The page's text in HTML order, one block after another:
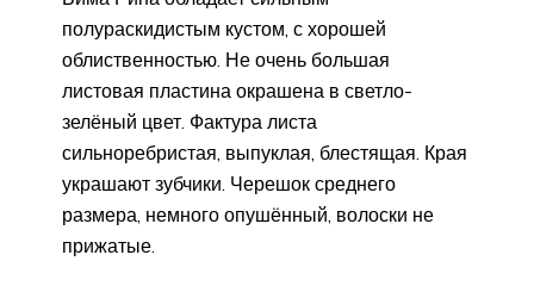
полураскидистым кустом, с хорошей
облиственностью. Не очень большая
листовая пластина окрашена в светло-
зелёный цвет. Фактура листа
сильноребристая, выпуклая, блестящая. Края
украшают зубчики. Черешок среднего
размера, немного опушённый, волоски не
прижатые.